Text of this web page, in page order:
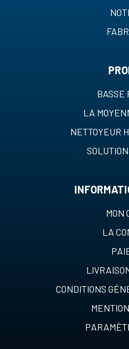
BASSE
LA
NETTOYEUR
MON
LA
CONDITIONS